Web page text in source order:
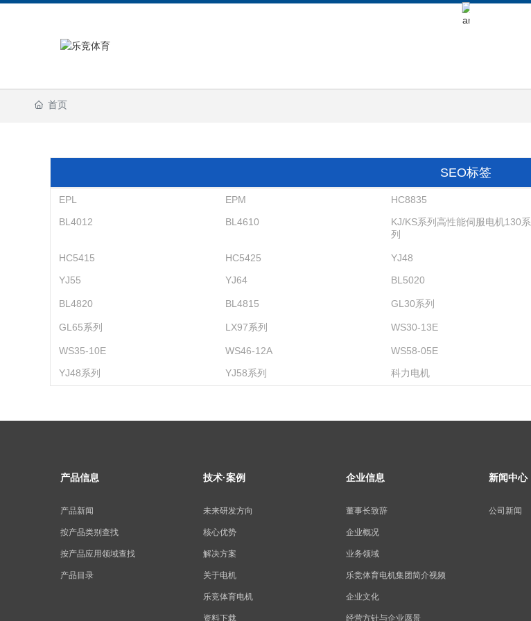
Keli Motor Group Search
首页
SEO标签
EPL EPM HC8835
BL4012
BL4610
KJ/KS系列高性能伺服电机130系
列
HC5415 HC5425 YJ48
YJ55
YJ64 BL5020
BL4820 BL4815 GL30系列
GL65系列 LX97系列 WS30-13E
WS35-10E WS46-12A WS58-05E
YJ48系列
YJ58系列 科力电机
产品信息
产品新闻
按产品类别查找
按产品应用领域查找
产品目录
技术·案例
未来研发方向
核心优势
解决方案
关于电机
乐竞体育电机
资料下载
企业信息
董事长致辞
企业概况
业务领域
乐竞体育电机集团简介视频
企业文化
经营方针与企业愿景
新闻中心
公司新闻